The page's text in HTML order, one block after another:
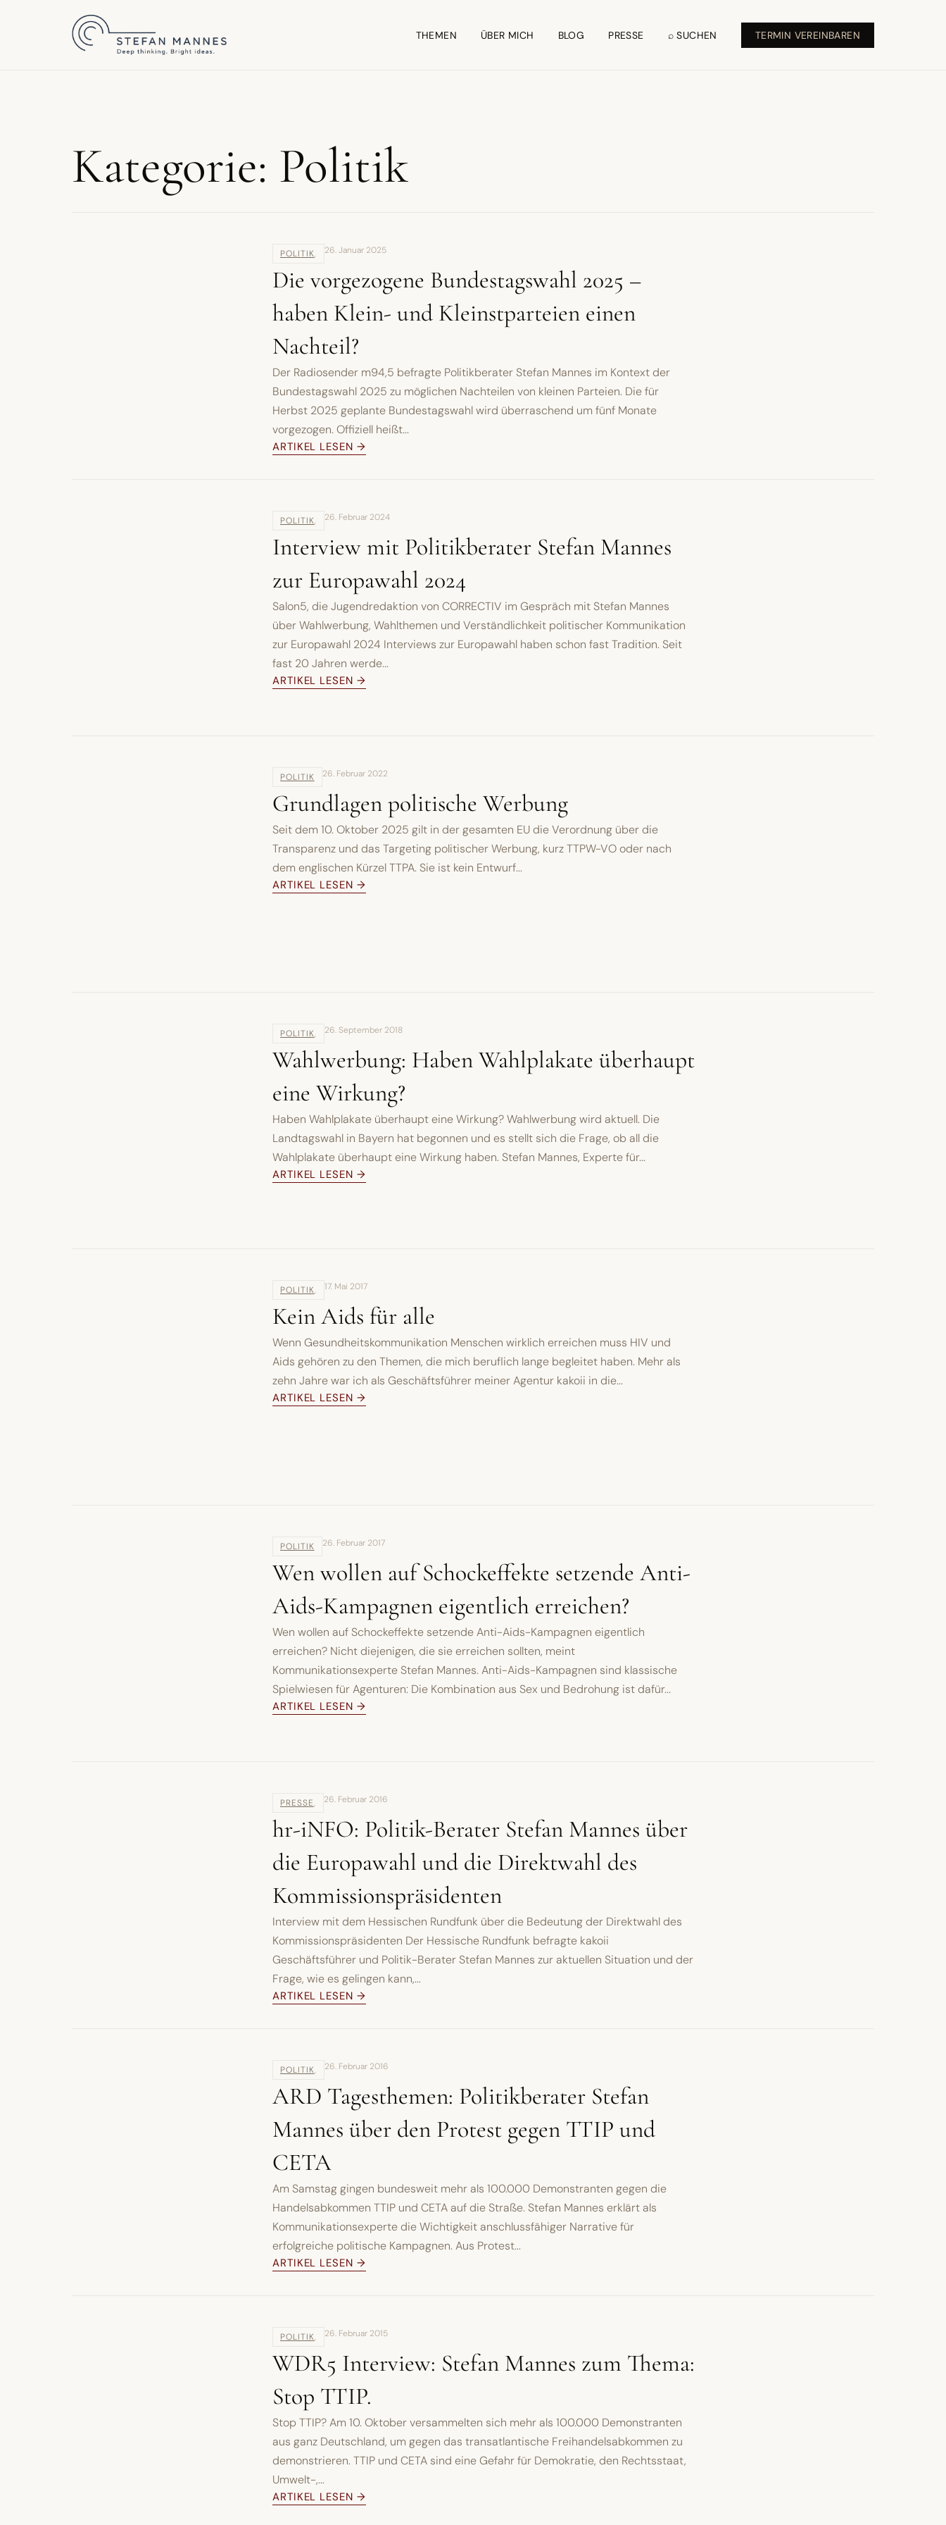
THEMEN ÜBER MICH BLOG PRESSE ⌕ SUCHEN TERMIN VEREINBAREN
Kategorie: Politik
POLITIK, 26. Januar 2025
Die vorgezogene Bundestagswahl 2025 –
haben Klein- und Kleinstparteien einen
Nachteil?
Der Radiosender m94,5 befragte Politikberater Stefan Mannes im Kontext der
Bundestagswahl 2025 zu möglichen Nachteilen von kleinen Parteien. Die für
Herbst 2025 geplante Bundestagswahl wird überraschend um fünf Monate
vorgezogen. Offiziell heißt...
ARTIKEL LESEN →
POLITIK, 26. Februar 2024
Interview mit Politikberater Stefan Mannes
zur Europawahl 2024
Salon5, die Jugendredaktion von CORRECTIV im Gespräch mit Stefan Mannes
über Wahlwerbung, Wahlthemen und Verständlichkeit politischer Kommunikation
zur Europawahl 2024 Interviews zur Europawahl haben schon fast Tradition. Seit
fast 20 Jahren werde...
ARTIKEL LESEN →
POLITIK 26. Februar 2022
Grundlagen politische Werbung
Seit dem 10. Oktober 2025 gilt in der gesamten EU die Verordnung über die
Transparenz und das Targeting politischer Werbung, kurz TTPW-VO oder nach
dem englischen Kürzel TTPA. Sie ist kein Entwurf...
ARTIKEL LESEN →
POLITIK, 26. September 2018
Wahlwerbung: Haben Wahlplakate überhaupt
eine Wirkung?
Haben Wahlplakate überhaupt eine Wirkung? Wahlwerbung wird aktuell. Die
Landtagswahl in Bayern hat begonnen und es stellt sich die Frage, ob all die
Wahlplakate überhaupt eine Wirkung haben. Stefan Mannes, Experte für...
ARTIKEL LESEN →
POLITIK, 17. Mai 2017
Kein Aids für alle
Wenn Gesundheitskommunikation Menschen wirklich erreichen muss HIV und
Aids gehören zu den Themen, die mich beruflich lange begleitet haben. Mehr als
zehn Jahre war ich als Geschäftsführer meiner Agentur kakoii in die...
ARTIKEL LESEN →
POLITIK 26. Februar 2017
Wen wollen auf Schockeffekte setzende Anti-
Aids-Kampagnen eigentlich erreichen?
Wen wollen auf Schockeffekte setzende Anti-Aids-Kampagnen eigentlich
erreichen? Nicht diejenigen, die sie erreichen sollten, meint
Kommunikationsexperte Stefan Mannes. Anti-Aids-Kampagnen sind klassische
Spielwiesen für Agenturen: Die Kombination aus Sex und Bedrohung ist dafür...
ARTIKEL LESEN →
PRESSE, 26. Februar 2016
hr-iNFO: Politik-Berater Stefan Mannes über
die Europawahl und die Direktwahl des
Kommissionspräsidenten
Interview mit dem Hessischen Rundfunk über die Bedeutung der Direktwahl des
Kommissionspräsidenten Der Hessische Rundfunk befragte kakoii
Geschäftsführer und Politik-Berater Stefan Mannes zur aktuellen Situation und der
Frage, wie es gelingen kann,...
ARTIKEL LESEN →
POLITIK, 26. Februar 2016
ARD Tagesthemen: Politikberater Stefan
Mannes über den Protest gegen TTIP und
CETA
Am Samstag gingen bundesweit mehr als 100.000 Demonstranten gegen die
Handelsabkommen TTIP und CETA auf die Straße. Stefan Mannes erklärt als
Kommunikationsexperte die Wichtigkeit anschlussfähiger Narrative für
erfolgreiche politische Kampagnen. Aus Protest...
ARTIKEL LESEN →
POLITIK, 26. Februar 2015
WDR5 Interview: Stefan Mannes zum Thema:
Stop TTIP.
Stop TTIP? Am 10. Oktober versammelten sich mehr als 100.000 Demonstranten
aus ganz Deutschland, um gegen das transatlantische Freihandelsabkommen zu
demonstrieren. TTIP und CETA sind eine Gefahr für Demokratie, den Rechtsstaat,
Umwelt-,...
ARTIKEL LESEN →